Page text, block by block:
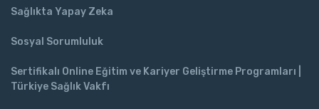
Sağlıkta Yapay Zeka
Sosyal Sorumluluk
Sertifikalı Online Eğitim ve Kariyer Geliştirme Programları |
Türkiye Sağlık Vakfı